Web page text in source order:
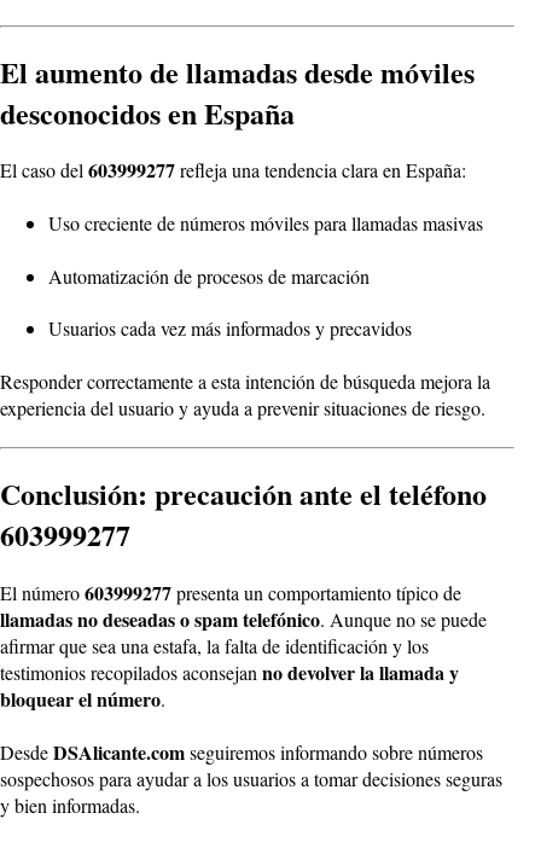
El aumento de llamadas desde móviles
desconocidos en España
El caso del603999277refleja una tendencia clara en España:
Uso creciente de números móviles para llamadas masivas
Automatización de procesos de marcación
Usuarios cada vez más informados y precavidos
Responder correctamente a esta intención de búsqueda mejora la
experiencia del usuario y ayuda a prevenir situaciones de riesgo.
Conclusión: precaución ante el teléfono
603999277
El número603999277presenta un comportamiento típico de
llamadas no deseadas o spam telefónico. Aunque no se puede
afirmar que sea una estafa, la falta de identificación y los
testimonios recopilados aconsejanno devolver la llamada y
bloquear el número.
DesdeDSAlicante.comseguiremos informando sobre números
sospechosos para ayudar a los usuarios a tomar decisiones seguras
y bien informadas.